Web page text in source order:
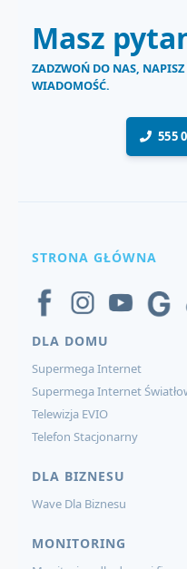
Masz
ZADZWOŃ DO NAS,
WIADOMOŚĆ.
555
STRONA GŁÓWNA
DLA DOMU
Supermega Internet
Supermega Internet
Telewizja EVIO
Telefon Stacjonarny
DLA BIZNESU
Wave Dla Biznesu
MONITORING